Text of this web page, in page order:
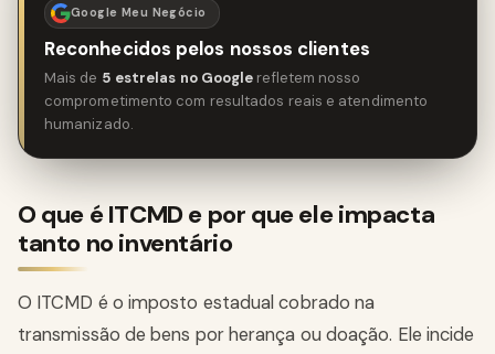
Google Meu Negócio
Reconhecidos pelos nossos clientes
Mais de 5 estrelas no Google refletem nosso
comprometimento com resultados reais e atendimento
humanizado.
O que é ITCMD e por que ele impacta
tanto no inventário
O ITCMD é o imposto estadual cobrado na
transmissão de bens por herança ou doação. Ele incide